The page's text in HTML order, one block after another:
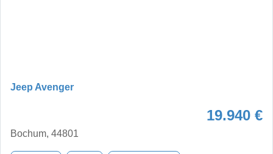
Jeep Avenger
19.940 €
Bochum, 44801